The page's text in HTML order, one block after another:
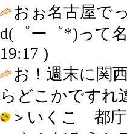
おぉ名古屋で
d(゜ー゜*)って
19:17 )
お！週末に関
らどこかですれ
＞いくこ 都庁